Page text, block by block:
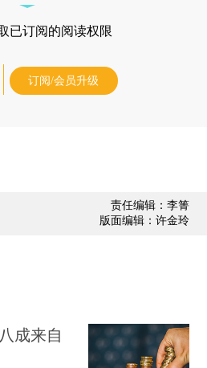
已订阅的阅读权限
订阅/会员升级
责任编辑：李箐
版面编辑：许金玲
成来自